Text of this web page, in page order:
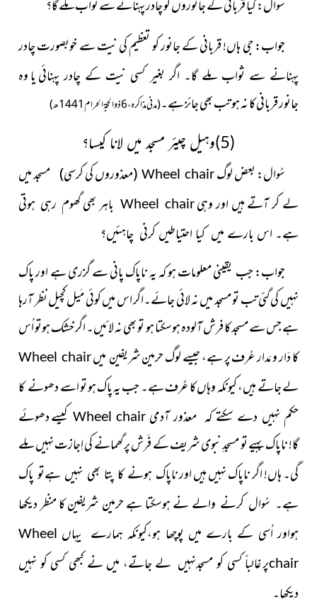
سوال: کیا قربانی کے جانوروں کو چادر پہنانے سے ثواب ملے گا؟
جواب: جی ہاں! قربانی کے جانور کو تعظیم کی نیت سے خوبصورتچادر
پہنانے سے ثواب ملے گا۔ اگر بغیر کسی نیت کے چادر پہنائییا وہ
جانور قربانی کا نہ ہو تب بھی جائز ہے۔(مدنی مذاکرہ، 6ذوالحجۃ الحرام 1441ھ)
(5)وہیل چیئر مسجد میں لانا کیسا؟
سُوال: بعض لوگWheel chair(معذوروں کی کرسی) مسجد میں
لے کر آتے ہیں اور وہیWheel chair باہر بھیگھوم رہی ہوتی
ہے۔ اس بارے میں کىا احتىاطىں کرنی چاہئیں؟
جواب: جب یقینی معلومات ہو کہ یہ ناپاک پانی سے گزری ہے اور پاک
نہیں کی گئی تب تو مسجد میں نہ لائی جائے۔اگر اس میں کوئی مَیل کچیل نظر آرہا
ہے جس سے مسجد کا فرش آلودہ ہوسکتا ہو تو بھی نہ لائیں۔ اگر خشک ہوتو اُس
کا دَار و مَدار عُرف پر ہے، جیسے لوگ حرمین شریفین میںWheel chair
لے جاتے ہىں، کیونکہ وہاں کا عُرف ہے۔ جب یہ پاک ہو تو اسےدھونے کا
حکم نہیں دے سکتے کہ معذور آدمىWheel chair کىسے دھوئے
گا! ناپاک پہىے تو مسجدِ نبوى شرىف کے فَرش پر گھمانے کی اِجازت نہیں ملے
گی۔ ہاں! اگر ناپاک نہىں ہیں اورناپاک ہونے کا پتا بھی نہىں ہےتو پاک
ہے۔ سُوال کرنے والےنے ہوسکتا ہے حرمین شریفین کا منظر دیکھا
ہواور اُسی کے بارے میں پوچھا ہو،کیونکہ ہمارے ىہاں Wheel
chairپرغالباً کسى کو مسجدنہیں لے جاتے، میں نے کبھى کسی کو نہیں
دىکھا۔